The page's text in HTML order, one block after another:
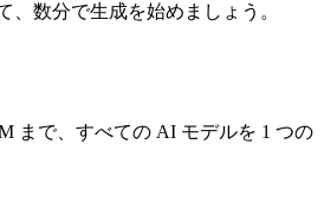
、数分で生成を始めましょう。
まで、すべての AI モデルを 1 つの